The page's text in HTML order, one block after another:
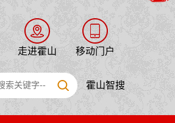
走进霍山 移动门户
霍山智搜